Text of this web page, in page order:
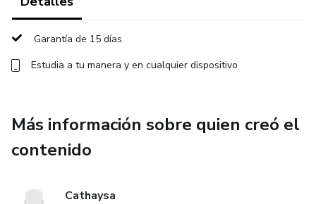
simplemente alguien con ganas de explorar nuevas
fronteras, "IDÉICO" te ayudará a llevar tus ideas al
siguiente nivel y a generar la autoconfianza para que
puedas confiar en ti , ponerte en acción de manera
¡Despierta tu mente, desafía tus límites y crea algo
increíble con "IDÉICO"!
Garantía de 15 días
Estudia a tu manera y en cualquier dispositivo
Más información sobre quien creó el
contenido
Cathaysa